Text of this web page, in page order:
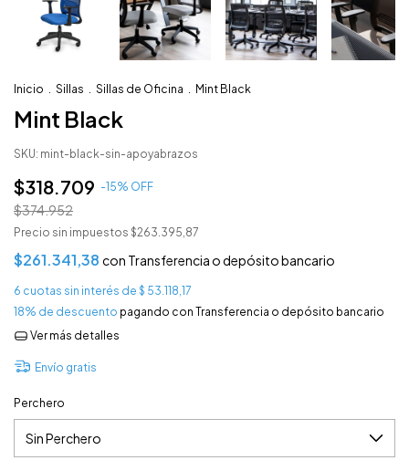
Inicio . Sillas . Sillas de Oficina . Mint Black
Mint Black
SKU: mint-black-sin-apoyabrazos
$318.709 -15% OFF
$374.952
Precio sin impuestos $263.395,87
$261.341,38 con Transferencia o depósito bancario
6 cuotas sin interés de $ 53.118,17
18% de descuento pagando con Transferencia o depósito bancario
Ver más detalles
Envío gratis
Perchero